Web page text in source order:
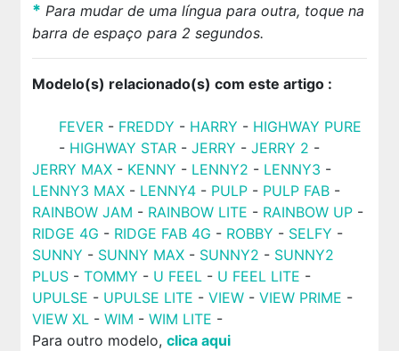
* Para mudar de uma língua para outra, toque na
barra de espaço para 2 segundos.
Modelo(s) relacionado(s) com este artigo :
FEVER - FREDDY - HARRY - HIGHWAY PURE
- HIGHWAY STAR - JERRY - JERRY 2 -
JERRY MAX- KENNY - LENNY2 - LENNY3 -
LENNY3 MAX- LENNY4- PULP - PULP FAB-
RAINBOW JAM - RAINBOW LITE - RAINBOW UP-
RIDGE 4G - RIDGE FAB 4G - ROBBY - SELFY -
SUNNY - SUNNY MAX- SUNNY2 - SUNNY2
PLUS- TOMMY - U FEEL- U FEEL LITE -
UPULSE - UPULSE LITE - VIEW- VIEW PRIME -
VIEW XL- WIM - WIM LITE -
Para outro modelo, clica aqui